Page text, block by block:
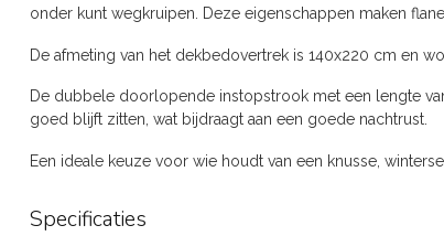
onder kunt wegkruipen. Deze eigenschappen maken
De afmeting van het dekbedovertrek is 140x220 cm en
De dubbele doorlopende instopstrook met een lengte
goed blijft zitten, wat bijdraagt aan een goede nachtrust.
Een ideale keuze voor wie houdt van een knusse,
Specificaties